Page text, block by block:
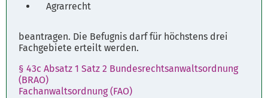
Agrarrecht
beantragen. Die Befugnis darf für höchstens drei
Fachgebiete erteilt werden.
§ 43c Absatz 1 Satz 2 Bundesrechtsanwaltsordnung
(BRAO)
Fachanwaltsordnung (FAO)